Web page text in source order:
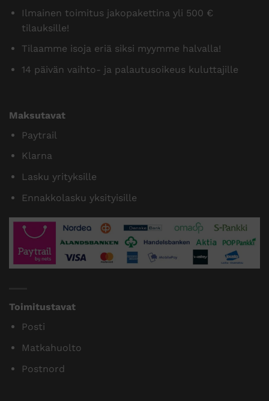
Ilmainen toimitus jakopakettina yli 500 €
tilauksille!
Tilaamme isoja eriä siksi myymme halvalla!
14 päivän vaihto- ja palautusoikeus kuluttajille
Maksutavat
Paytrail
Klarna
Lasku yrityksille
Ennakkolasku yksityisille
Toimitustavat
Posti
Matkahuolto
Postnord